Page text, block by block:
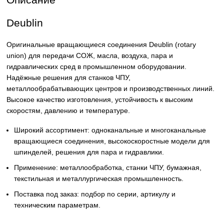
В корзину
ОПИСАНИЕ
Описание
Deublin
Оригинальные вращающиеся соединения Deublin (rotary
union) для передачи СОЖ, масла, воздуха, пара и
гидравлических сред в промышленном оборудовании.
Надёжные решения для станков ЧПУ,
металлообрабатывающих центров и производственных
Высокое качество изготовления, устойчивость к высоким
скоростям, давлению и температуре.